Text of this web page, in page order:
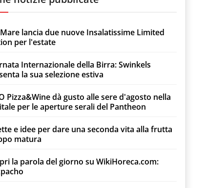
lancia due nuove Insalatissime Limited
per l'estate
Internazionale della Birra: Swinkels
la sua selezione estiva
Pizza&Wine dà gusto alle sere d'agosto nella
per le aperture serali del Pantheon
e idee per dare una seconda vita alla frutta
matura
la parola del giorno su WikiHoreca.com: